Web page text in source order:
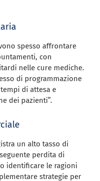
spesso affrontare
con
nelle cure mediche.
di programmazione
di attesa e
dei pazienti”.
un alto tasso di
perdita di
identificare le ragioni
strategie per